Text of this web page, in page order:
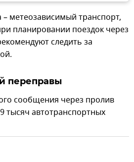
метеозависимый транспорт,
планировании поездок через
следить за
переправы
сообщения через пролив
тысяч автотранспортных